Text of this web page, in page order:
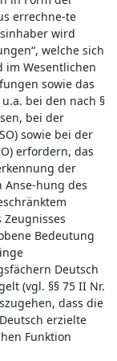
errechne-te
wird
welche sich
im Wesentlichen
sowie das
bei den nach §
bei der
sowie bei der
erfordern, das
der
hung des
Bedeutung
Deutsch
(vgl. §§ 75 II Nr.
dass die
erzielte
Funktion